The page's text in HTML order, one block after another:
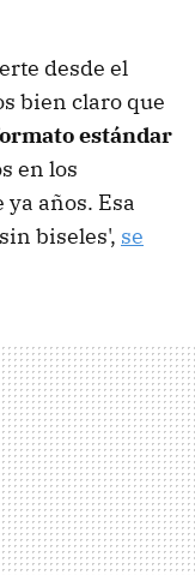
desde el
bien claro que
estándar
en los
años. Esa
biseles', se